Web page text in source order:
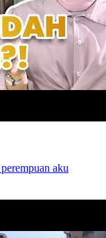
perempuan aku